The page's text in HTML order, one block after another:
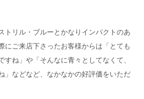
トリル・ブルーとかなりインパクトのあ
にご来店下さったお客様からは「とても
すね」や「そんなに青々としてなくて、
」などなど、なかなかの好評価をいただ